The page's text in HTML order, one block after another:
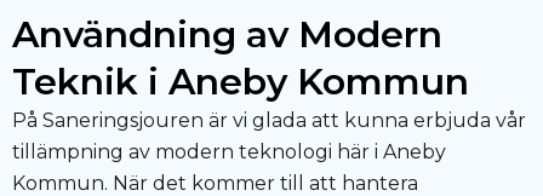
Användning av Modern
Teknik i Aneby Kommun
På Saneringsjouren är vi glada att kunna erbjuda vår
tillämpning av modern teknologi här i Aneby
Kommun. När det kommer till att hantera